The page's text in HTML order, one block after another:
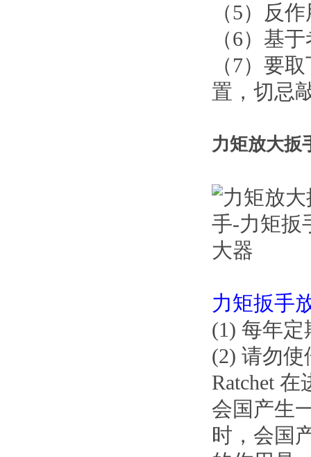
（5）反
（6）基于
（7）要
置，切忌
力矩放大扳
力矩扳手
(1) 每年定
(2) 请勿使
Ratchet 在
会国产生
时，会